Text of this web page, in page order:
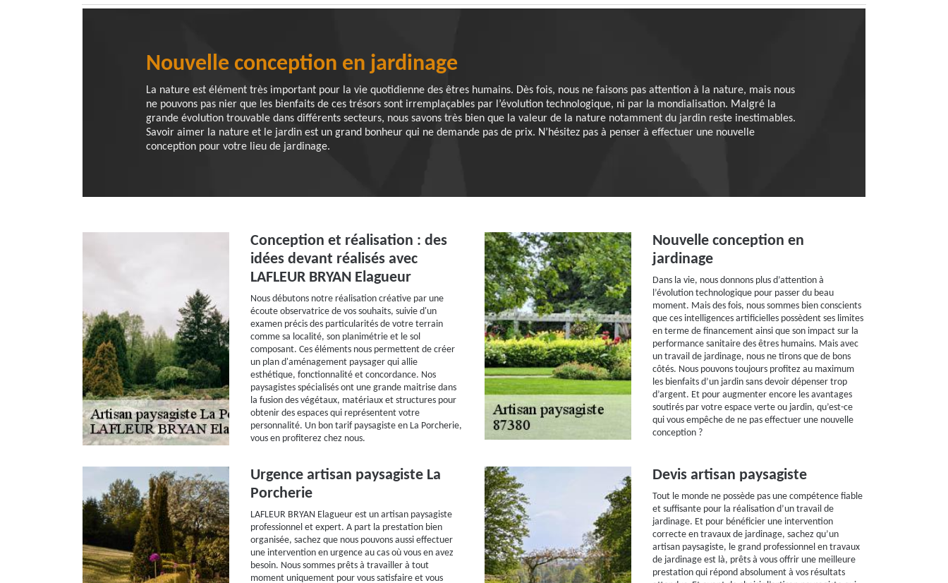
Nouvelle conception en jardinage
La nature est élément très important pour la vie quotidienne des êtres humains. Dès fois, nous ne faisons pas attention à la nature, mais nous
ne pouvons pas nier que les bienfaits de ces trésors sont irremplaçables par l’évolution technologique, ni par la mondialisation. Malgré la
grande évolution trouvable dans différents secteurs, nous savons très bien que la valeur de la nature notamment du jardin reste inestimables.
Savoir aimer la nature et le jardin est un grand bonheur qui ne demande pas de prix. N’hésitez pas à penser à effectuer une nouvelle
conception pour votre lieu de jardinage.
Conception et réalisation : des
idées devant réalisés avec
LAFLEUR BRYAN Elagueur
Nous débutons notre réalisation créative par une
écoute observatrice de vos souhaits, suivie d'un
examen précis des particularités de votre terrain
comme sa localité, son planimétrie et le sol
composant. Ces éléments nous permettent de créer
un plan d'aménagement paysager qui allie
esthétique, fonctionnalité et concordance. Nos
paysagistes spécialisés ont une grande maitrise dans
la fusion des végétaux, matériaux et structures pour
obtenir des espaces qui représentent votre
personnalité. Un bon tarif paysagiste en La Porcherie,
vous en profiterez chez nous.
Nouvelle conception en
jardinage
Dans la vie, nous donnons plus d’attention à
l’évolution technologique pour passer du beau
moment. Mais des fois, nous sommes bien conscients
que ces intelligences artificielles possèdent ses limites
en terme de financement ainsi que son impact sur la
performance sanitaire des êtres humains. Mais avec
un travail de jardinage, nous ne tirons que de bons
côtés. Nous pouvons toujours profitez au maximum
les bienfaits d’un jardin sans devoir dépenser trop
d’argent. Et pour augmenter encore les avantages
soutirés par votre espace verte ou jardin, qu’est-ce
qui vous empêche de ne pas effectuer une nouvelle
conception ?
Urgence artisan paysagiste La
Porcherie
LAFLEUR BRYAN Elagueur est un artisan paysagiste
professionnel et expert. A part la prestation bien
organisée, sachez que nous pouvons aussi effectuer
une intervention en urgence au cas où vous en avez
besoin. Nous sommes prêts à travailler à tout
moment uniquement pour vous satisfaire et vous
Devis artisan paysagiste
Tout le monde ne possède pas une compétence fiable
et suffisante pour la réalisation d’un travail de
jardinage. Et pour bénéficier une intervention
correcte en travaux de jardinage, sachez qu’un
artisan paysagiste, le grand professionnel en travaux
de jardinage est là, prêts à vous offrir une meilleure
prestation qui répond absolument à vos résultats